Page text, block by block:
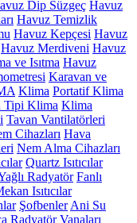
Dip Süzgeç Havuz
Havuz Temizlik
Havuz Kepçesi Havuz
Havuz Merdiveni Havuz
ve Isıtma Havuz
Karavan ve
Klima Portatif Klima
Tipi Klima Klima
Tavan Vantilatörleri
Cihazları Hava
Nem Alma Cihazları
Quartz Isıtıcılar
Radyatör Fanlı
Isıtıcılar
Şofbenler Ani Su
Radyatör Vanaları